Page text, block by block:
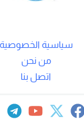
سياسية الخصوصية
من نحن
اتصل بنا